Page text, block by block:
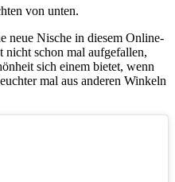
von unten.
neue Nische in diesem Online-
nicht schon mal aufgefallen,
sich einem bietet, wenn
mal aus anderen Winkeln